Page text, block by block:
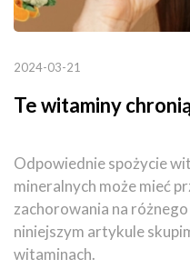
2024-03-21
Te witaminy
Odpowiednie spożycie
mineralnych może mieć
zachorowania na
niniejszym artykule
witaminach.